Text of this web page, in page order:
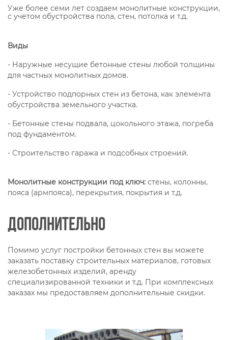
Уже более семи лет создаем монолитные конструкции,
с учетом обустройства пола, стен, потолка и т.д.
Виды
- Наружные несущие бетонные стены любой толщины
для частных монолитных домов.
- Устройство подпорных стен из бетона, как элемента
обустройства земельного участка.
- Бетонные стены подвала, цокольного этажа, погреба
под фундаментом.
- Строительство гаража и подсобных строений.
Монолитные конструкции под ключ: стены, колонны,
пояса (армпояса), перекрытия, покрытия и т.д.
Дополнительно
Помимо услуг постройки бетонных стен вы можете
заказать поставку строительных материалов, готовых
железобетонных изделий, аренду
специализированной техники и т.д. При комплексных
заказах мы предоставляем дополнительные скидки.